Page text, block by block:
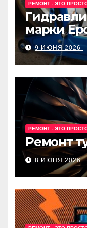
РЕМОНТ - ЭТО
марки
9 ИЮНЯ 2026
РЕМОНТ - ЭТО
Ремонт
8 ИЮНЯ 2026